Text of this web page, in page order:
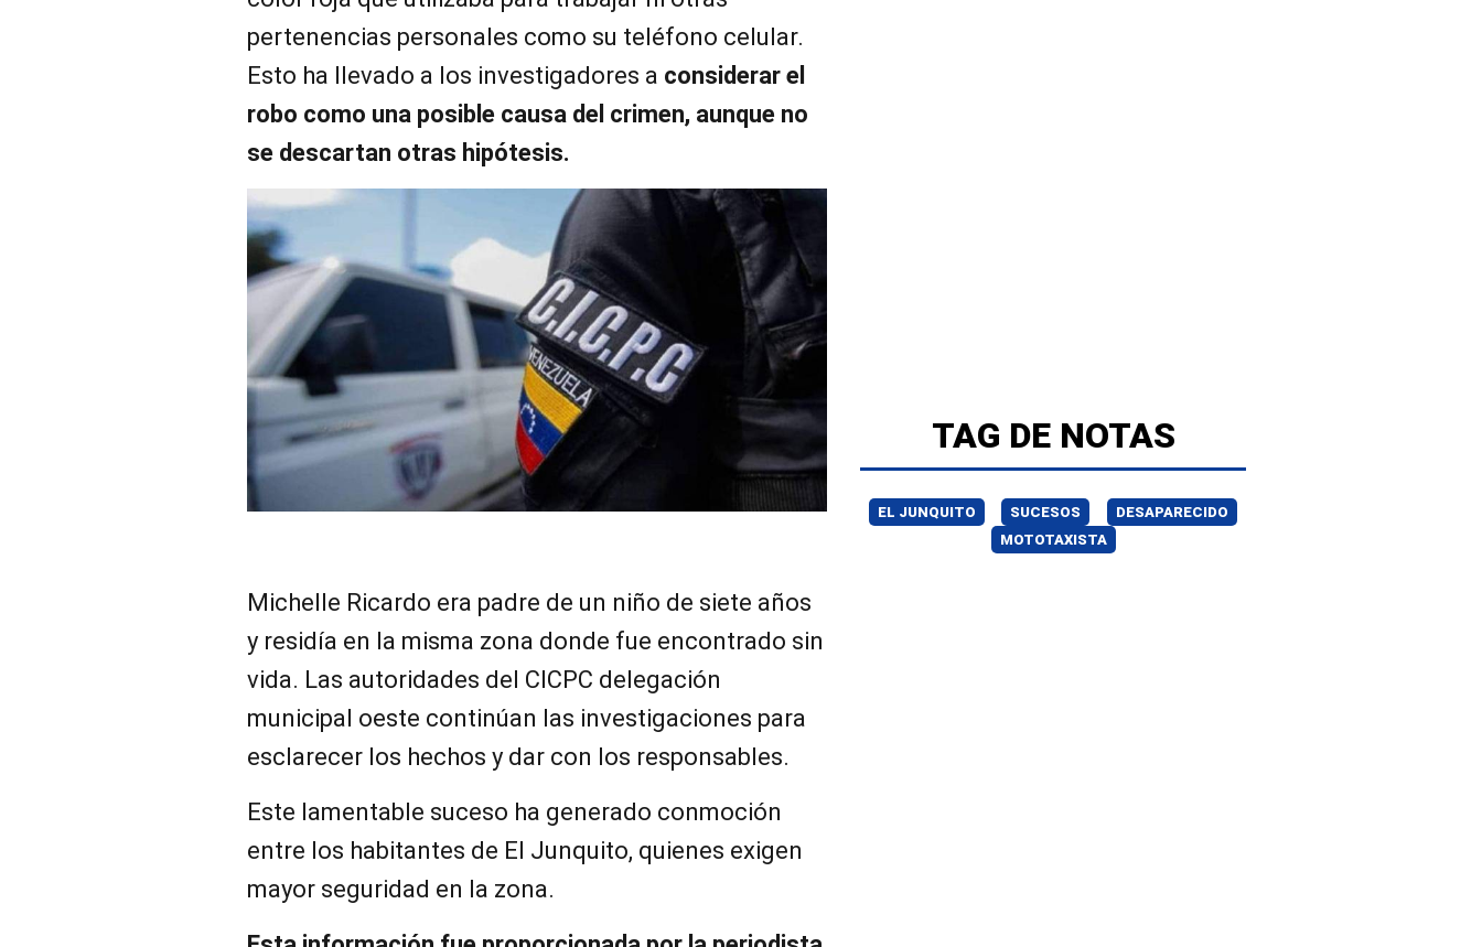
pertenencias personales como su teléfono celular.
Esto ha llevado a los investigadores a considerar el
robo como una posible causa del crimen, aunque no
se descartan otras hipótesis.
Michelle Ricardo era padre de un niño de siete años
y residía en la misma zona donde fue encontrado sin
vida. Las autoridades del CICPC delegación
municipal oeste continúan las investigaciones para
esclarecer los hechos y dar con los responsables.
Este lamentable suceso ha generado conmoción
entre los habitantes de El Junquito, quienes exigen
mayor seguridad en la zona.
TAG DE NOTAS
EL JUNQUITO SUCESOS
DESAPARECIDO
MOTOTAXISTA